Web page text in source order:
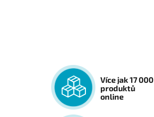
Více jak 17 000
produktů
online